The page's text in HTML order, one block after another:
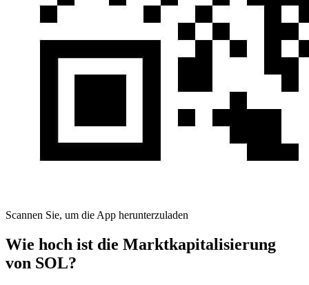
Scannen Sie, um die App herunterzuladen
Wie hoch ist die Marktkapitalisierung
von SOL?